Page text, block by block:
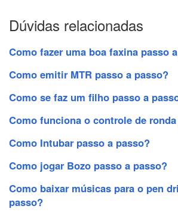
Dúvidas relacionadas
Como fazer uma boa faxina passo
Como emitir MTR passo a passo?
Como se faz um filho passo a
Como funciona o controle de
Como Intubar passo a passo?
Como jogar Bozo passo a passo?
Como baixar músicas para o pen
passo?